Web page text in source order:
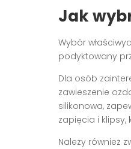
Jak
Wybór
podyktowany
Dla osób
zawieszenie
silikonowa,
zapięcia i
Należy również